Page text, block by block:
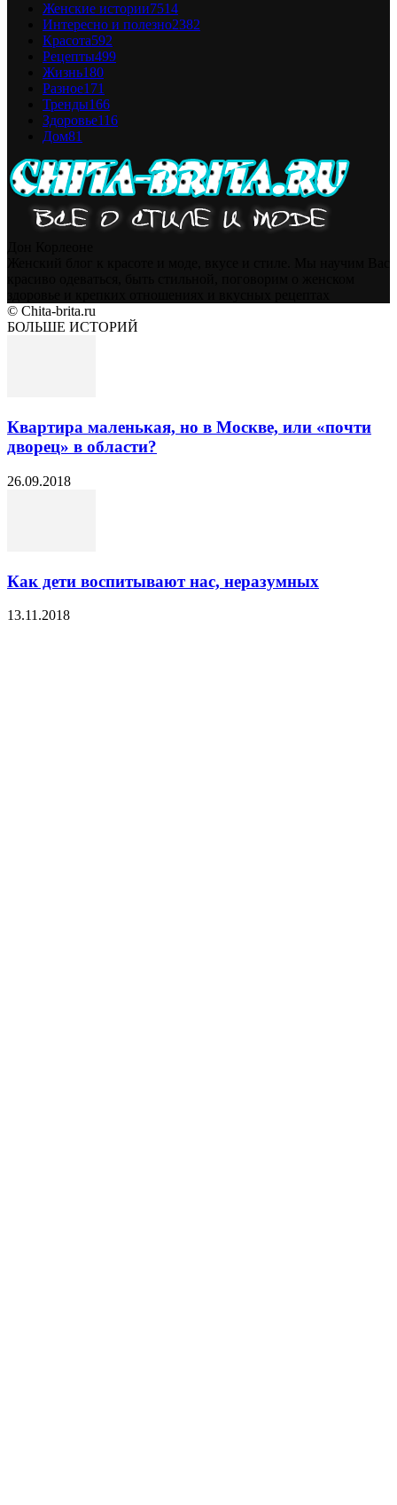
Женские истории7514
Интересно и полезно2382
Красота592
Рецепты499
Жизнь180
Разное171
Тренды166
Здоровье116
Дом81
© Chita-brita.ru
БОЛЬШЕ ИСТОРИЙ
Квартира маленькая, но в Москве, или «почти
дворец» в области?
26.09.2018
Как дети воспитывают нас, неразумных
13.11.2018